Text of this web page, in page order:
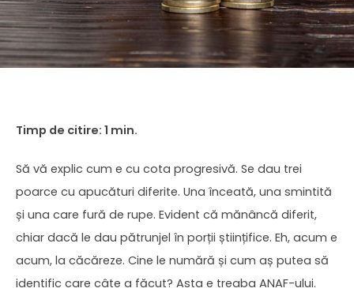
Să vă explic cum e cu cota progresivă. Se dau trei
poarce cu apucături diferite. Una înceată, una smintită
și una care fură de rupe. Evident că mănâncă diferit,
chiar dacă le dau pătrunjel în porții științifice. Eh, acum e
acum, la căcăreze. Cine le numără și cum aș putea să
identific care câte a făcut? Asta e treaba ANAF-ului.